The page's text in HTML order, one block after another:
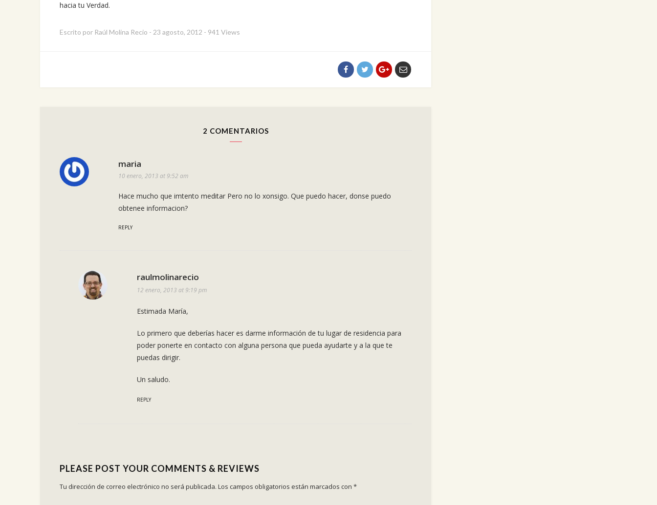
hacia tu Verdad.
Escrito por Raúl Molina Recio - 23 agosto, 2012 - 941 Views
2 COMENTARIOS
maria
10 enero, 2013 at 9:52 am
Hace mucho que imtento meditar Pero no lo xonsigo. Que puedo hacer, donse puedo
obtenee informacion?
REPLY
raulmolinarecio
12 enero, 2013 at 9:19 pm
Estimada María,
Lo primero que deberías hacer es darme información de tu lugar de residencia para
poder ponerte en contacto con alguna persona que pueda ayudarte y a la que te
puedas dirigir.
Un saludo.
REPLY
PLEASE POST YOUR COMMENTS & REVIEWS
Tu dirección de correo electrónico no será publicada. Los campos obligatorios están marcados con *